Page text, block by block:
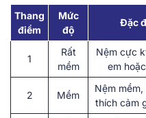
Thang
điểm
Mức
độ
Đặc
1
Rất
mềm
Nệm cực
em
2 Mềm
Nệm
thích cảm